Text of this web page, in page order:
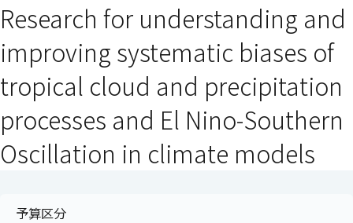
ドウで開きます）
ンドウで開きます）
ウインドウで開きます）
Research for understanding and
improving systematic biases of
tropical cloud and precipitation
processes and El Nino-Southern
Oscillation in climate models
予算区分